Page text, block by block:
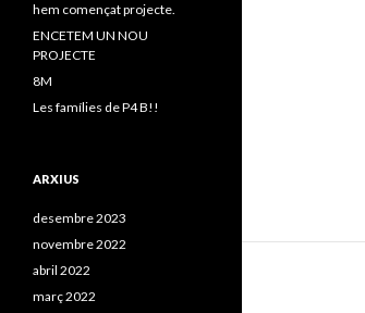
hem començat projecte.
ENCETEM UN NOU
PROJECTE
8M
Les famílies de P4 B!!
ARXIUS
desembre 2023
novembre 2022
abril 2022
març 2022